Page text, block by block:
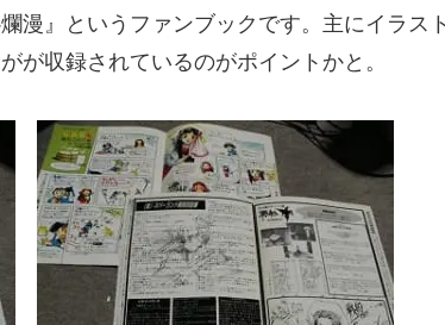
漫』というファンブックです。主にイラス
が収録されているのがポイントかと。